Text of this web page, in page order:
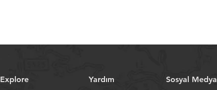
Explore Yardım Sosyal Medya